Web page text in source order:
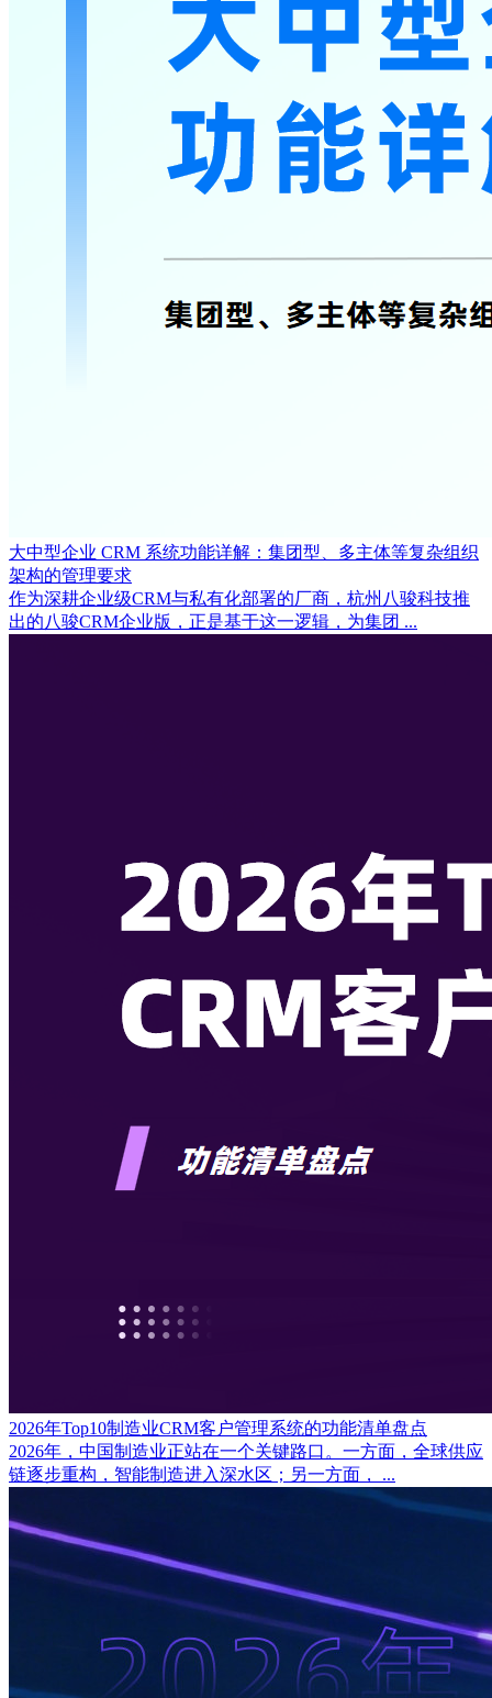
大中型企业 CRM 系统功能详解：集团型、多主体等复杂组织
架构的管理要求
作为深耕企业级CRM与私有化部署的厂商，杭州八骏科技推
出的八骏CRM企业版，正是基于这一逻辑，为集团 ...
2026年Top10制造业CRM客户管理系统的功能清单盘点
2026年，中国制造业正站在一个关键路口。一方面，全球供应
链逐步重构，智能制造进入深水区；另一方面， ...